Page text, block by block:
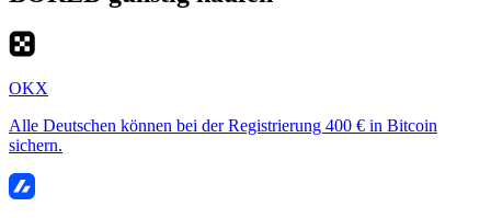
OKX
Alle Deutschen können bei der Registrierung 400 € in Bitcoin
sichern.